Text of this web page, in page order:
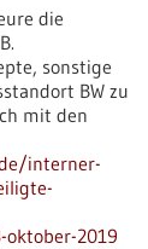
die
sonstige
BW zu
mit den
interner-
2019